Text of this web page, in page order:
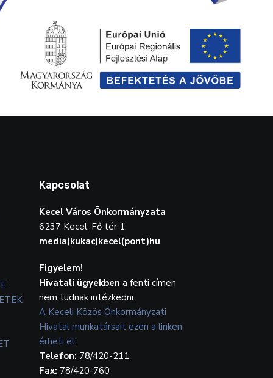
Kapcsolat
Kecel Város Önkormányzata
6237 Kecel, Fő tér 1.
media(kukac)kecel(pont)hu
Figyelem!
Hivatali ügyekben a fenti címen
nem tudnak intézkedni.
A Keceli Közös Önkormányzati
Hivatal munkatársait ezen a linken
érheti el:
Telefon: 78/420-211
Fax: 78/420-760